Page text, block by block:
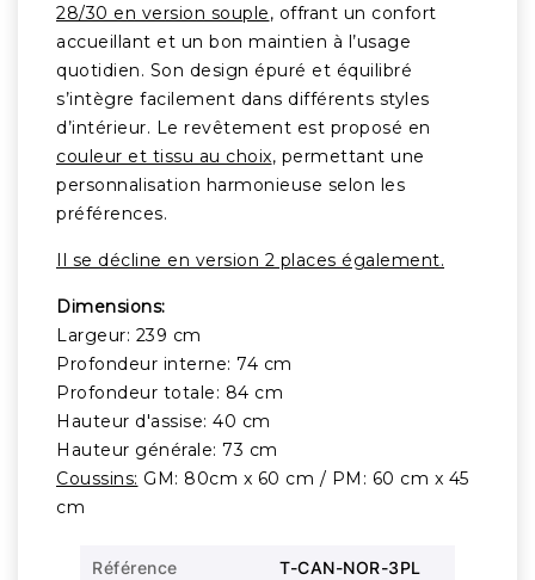
28/30 en version souple, offrant un confort
accueillant et un bon maintien à l’usage
quotidien. Son design épuré et équilibré
s’intègre facilement dans différents styles
d’intérieur. Le revêtement est proposé en
couleur et tissu au choix, permettant une
personnalisation harmonieuse selon les
préférences.
Il se décline en version 2 places également.
Dimensions:
Largeur: 239 cm
Profondeur interne: 74 cm
Profondeur totale: 84 cm
Hauteur d'assise: 40 cm
Hauteur générale: 73 cm
Coussins: GM: 80cm x 60 cm / PM: 60 cm x 45
cm
Référence T-CAN-NOR-3PL